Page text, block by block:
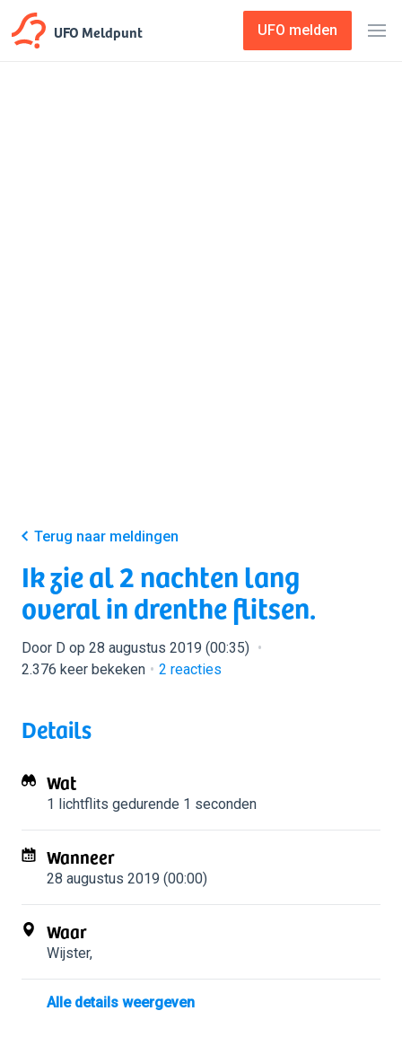
UFO Meldpunt UFO melden
Terug naar meldingen
Ik zie al 2 nachten lang
overal in drenthe flitsen.
Door D op 28 augustus 2019 (00:35)
2.376 keer bekeken
2 reacties
Details
Wat
1 lichtflits gedurende 1 seconden
Wanneer
28 augustus 2019 (00:00)
Waar
Wijster,
Alle details weergeven